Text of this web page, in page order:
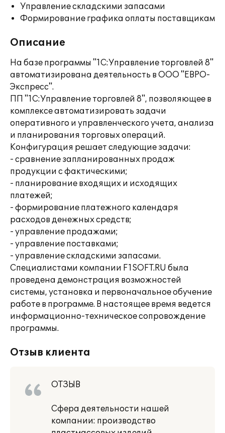
Управление складскими запасами
Формирование графика оплаты поставщикам
Описание
На базе программы "1С:Управление торговлей 8"
автоматизирована деятельность в ООО "ЕВРО-
Экспресс".
ПП "1С:Управление торговлей 8", позволяющее в
комплексе автоматизировать задачи
оперативного и управленческого учета, анализа
и планирования торговых операций.
Конфигурация решает следующие задачи:
- сравнение запланированных продаж
продукции с фактическими;
- планирование входящих и исходящих
платежей;
- формирование платежного календаря
расходов денежных средств;
- управление продажами;
- управление поставками;
- управление складскими запасами.
Специалистами компании F1SOFT.RU была
проведена демонстрация возможностей
системы, установка и первоначальное обучение
работе в программе. В настоящее время ведется
информационно-техническое сопровождение
программы.
Отзыв клиента
ОТЗЫВ
Сфера деятельности нашей
компании: производство